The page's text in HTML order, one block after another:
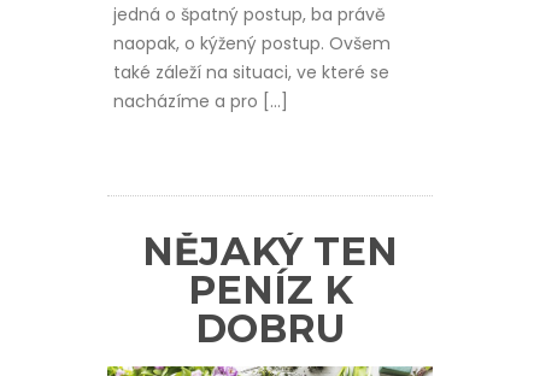
jedná o špatný postup, ba právě
naopak, o kýžený postup. Ovšem
také záleží na situaci, ve které se
nacházíme a pro […]
NĚJAKÝ TEN
PENÍZ K
DOBRU